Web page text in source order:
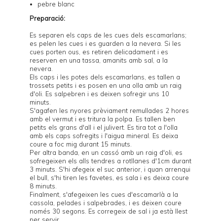
pebre blanc
Preparació:
Es separen els caps de les cues dels escamarlans;
es pelen les cues i es guarden a la nevera. Si les
cues porten ous, es retiren delicadament i es
reserven en una tassa, amanits amb sal, a la
nevera.
Els caps i les potes dels escamarlans, es tallen a
trossets petits i es posen en una olla amb un raig
d'oli. Es salpebren i es deixen sofregir uns 10
minuts.
S'agafen les nyores prèviament remullades 2 hores
amb el vermut i es tritura la polpa. Es tallen ben
petits els grans d'all i el julivert. Es tira tot a l'olla
amb els caps sofregits i l'aigua mineral. Es deixa
coure a foc mig durant 15 minuts.
Per altra banda, en un cassó amb un raig d'oli, es
sofregeixen els alls tendres a rotllanes d'1cm durant
3 minuts. S'hi afegeix el suc anterior, i quan arrenqui
el bull, s'hi tiren les favetes, es sala i es deixa coure
8 minuts.
Finalment, s'afegeixen les cues d'escamarlà a la
cassola, pelades i salpebrades, i es deixen coure
només 30 segons. Es corregeix de sal i ja està llest
per servir.